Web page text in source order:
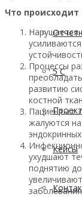
5 С
Кейсы
Что происходит
Нарушается
Процессы
развитию
костной
Пациенты с
жалуются
ухудшают
поднятию